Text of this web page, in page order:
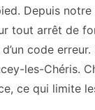
Depuis
tout arrêt de
code
les-Chéris.
ce qui limite